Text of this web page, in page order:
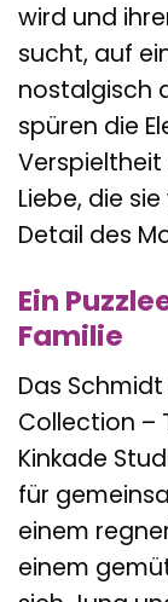
wird und
sucht, auf
nostalgisch
spüren die
Liebe, die
Detail des
Ein
Familie
Das Schmidt
Collection –
Kinkade
für
einem
einem